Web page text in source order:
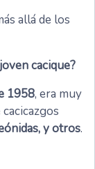
allá de los
cacique?
1958, era muy
y otros.